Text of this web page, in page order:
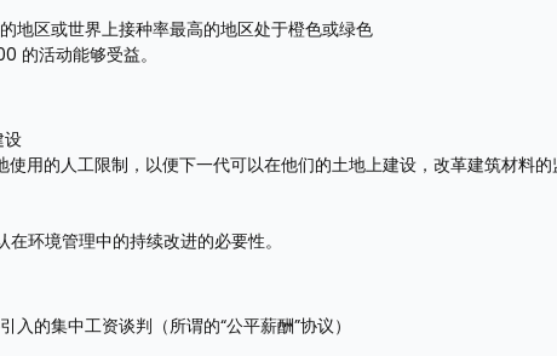
地区或世界上接种率最高的地区处于橙色或绿色
的活动能够受益。
设
使用的人工限制，以便下一代可以在他们的土地上建设，改革建筑材料
环境管理中的持续改进的必要性。
的集中工资谈判（所谓的“公平薪酬”协议）